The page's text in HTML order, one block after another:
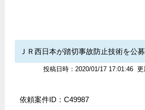
ＪＲ西日本が踏切事故防止技術を公募
投稿日時：2020/01/17 17:01:46 更
依頼案件ID：C49987